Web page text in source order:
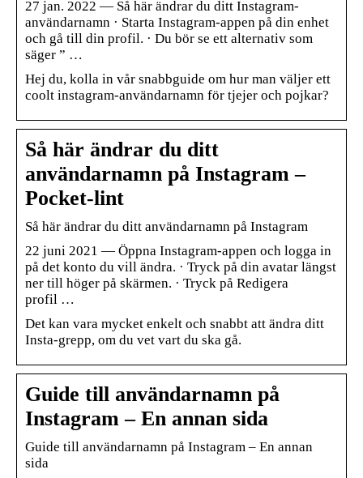
27 jan. 2022 — Så här ändrar du ditt Instagram-
användarnamn · Starta Instagram-appen på din enhet
och gå till din profil. · Du bör se ett alternativ som
säger ” …
Hej du, kolla in vår snabbguide om hur man väljer ett
coolt instagram-användarnamn för tjejer och pojkar?
Så här ändrar du ditt
användarnamn på Instagram –
Pocket-lint
Så här ändrar du ditt användarnamn på Instagram
22 juni 2021 — Öppna Instagram-appen och logga in
på det konto du vill ändra. · Tryck på din avatar längst
ner till höger på skärmen. · Tryck på Redigera
profil …
Det kan vara mycket enkelt och snabbt att ändra ditt
Insta-grepp, om du vet vart du ska gå.
Guide till användarnamn på
Instagram – En annan sida
Guide till användarnamn på Instagram – En annan
sida